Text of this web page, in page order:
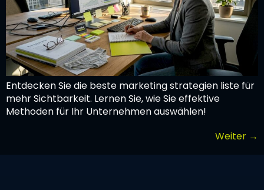
Entdecken Sie die beste marketing strategien liste für
mehr Sichtbarkeit. Lernen Sie, wie Sie effektive
Methoden für Ihr Unternehmen auswählen!
Weiter →